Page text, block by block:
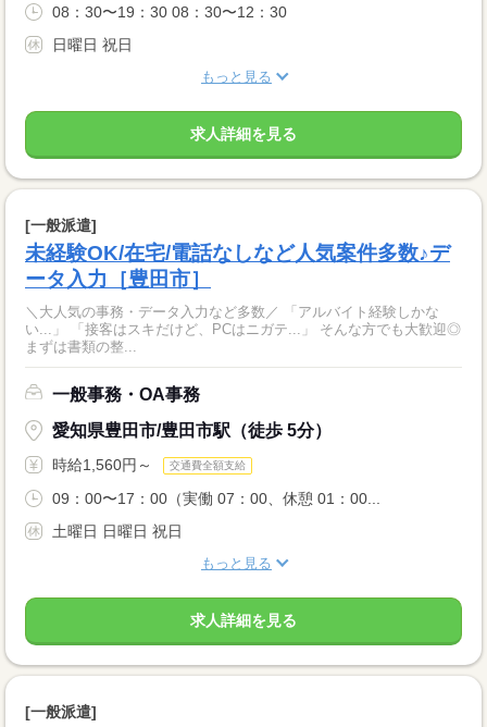
08：30〜19：30 08：30〜12：30
日曜日 祝日
もっと見る
求人詳細を見る
[一般派遣]
未経験OK/在宅/電話なしなど人気案件多数♪デ
ータ入力［豊田市］
＼大人気の事務・データ入力など多数／ 「アルバイト経験しかな
い...」 「接客はスキだけど、PCはニガテ...」 そんな方でも大歓迎◎
まずは書類の整...
一般事務・OA事務
愛知県豊田市/豊田市駅（徒歩 5分）
時給1,560円～ 交通費全額支給
09：00〜17：00（実働 07：00、休憩 01：00...
土曜日 日曜日 祝日
もっと見る
求人詳細を見る
[一般派遣]